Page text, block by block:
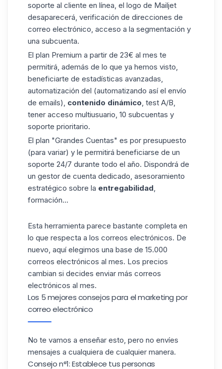
soporte al cliente en línea, el logo de Mailjet
desaparecerá, verificación de direcciones de
correo electrónico, acceso a la segmentación y
una subcuenta.
El plan Premium a partir de 23€ al mes te
permitirá, además de lo que ya hemos visto,
beneficiarte de estadísticas avanzadas,
automatización del (automatizando así el envío
de emails), contenido dinámico, test A/B,
tener acceso multiusuario, 10 subcuentas y
soporte prioritario.
El plan "Grandes Cuentas" es por presupuesto
(para variar) y le permitirá beneficiarse de un
soporte 24/7 durante todo el año. Dispondrá de
un gestor de cuenta dedicado, asesoramiento
estratégico sobre la entregabilidad,
formación...
Esta herramienta parece bastante completa en
lo que respecta a los correos electrónicos. De
nuevo, aquí elegimos una base de 15.000
correos electrónicos al mes. Los precios
cambian si decides enviar más correos
electrónicos al mes.
Los 5 mejores consejos para el marketing por
correo electrónico
No te vamos a enseñar esto, pero no envíes
mensajes a cualquiera de cualquier manera.
Consejo n°1: Establece tus personas